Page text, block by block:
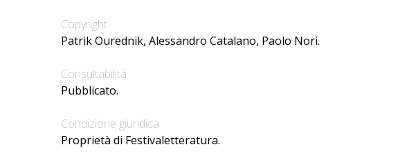
Copyright
Patrik Ourednik, Alessandro Catalano, Paolo Nori.
Consultabilità
Pubblicato.
Condizione giuridica
Proprietà di Festivaletteratura.